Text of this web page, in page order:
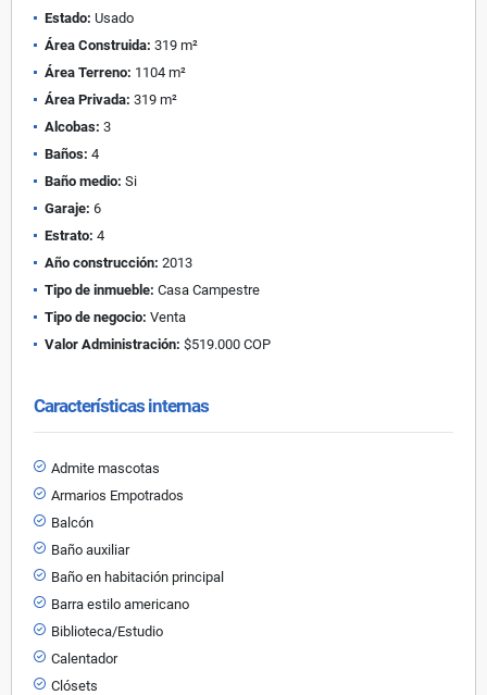
Estado: Usado
Área Construida: 319 m²
Área Terreno: 1104 m²
Área Privada: 319 m²
Alcobas: 3
Baños: 4
Baño medio: Si
Garaje: 6
Estrato: 4
Año construcción: 2013
Tipo de inmueble: Casa Campestre
Tipo de negocio: Venta
Valor Administración: $519.000 COP
Características internas
Admite mascotas
Armarios Empotrados
Balcón
Baño auxiliar
Baño en habitación principal
Barra estilo americano
Biblioteca/Estudio
Calentador
Clósets